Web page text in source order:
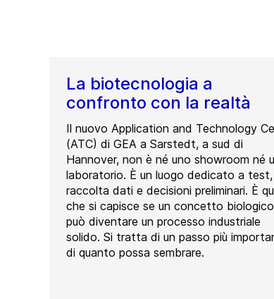
La biotecnologia a
confronto con la realtà
Il nuovo Application and Technology
(ATC) di GEA a Sarstedt, a sud di
Hannover, non è né uno showroom né
laboratorio. È un luogo dedicato a test,
raccolta dati e decisioni preliminari. È
che si capisce se un concetto biologico
può diventare un processo industriale
solido. Si tratta di un passo più
di quanto possa sembrare.